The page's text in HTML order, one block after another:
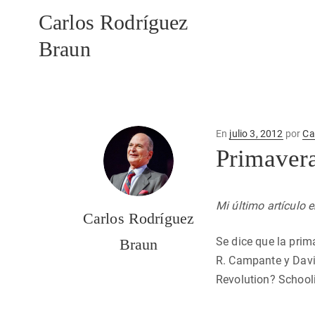
Carlos Rodríguez
Braun
Carlos Rodríguez
Braun
En Publicado
julio 3, 2012 por
Mi último artículo
Se dice que la
R. Campante y
Revolution?